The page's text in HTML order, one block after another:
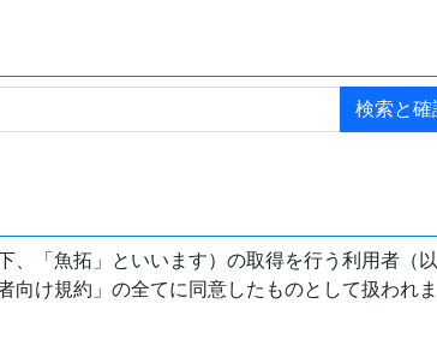
、「魚拓」といいます）の取得を行う利用者（以
け規約」の全てに同意したものとして扱われま